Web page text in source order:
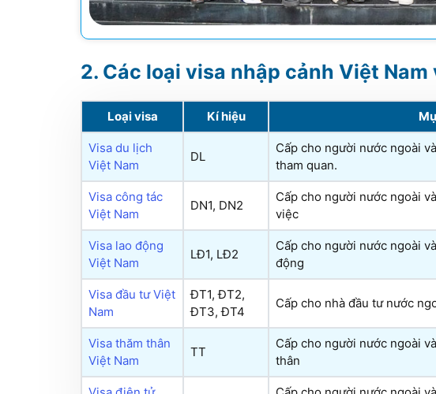
Các loại visa nhập cảnh Việt Nam
Loại visa Kí hiệu
Visa du lịch
Việt Nam
DL
Cấp cho người nước ngoài
tham quan.
Visa công tác
Việt Nam
DN1, DN2
Cấp cho người nước ngoài
việc
Visa lao động
Việt Nam
LĐ1, LĐ2
Cấp cho người nước ngoài
động
Visa đầu tư Việt
Nam
ĐT1, ĐT2,
ĐT3, ĐT4
Cấp cho nhà đầu tư nước
Visa thăm thân
Việt Nam
TT
Cấp cho người nước ngoài
thân